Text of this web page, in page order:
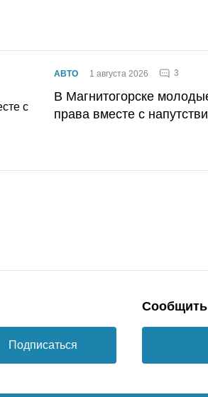
АВТО 1 августа 2026 3
В Магнитогорске
права вместе с
Подписаться